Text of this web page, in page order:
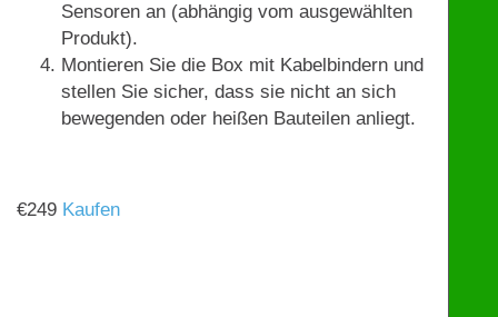
Sensoren an (abhängig vom ausgewählten
Produkt).
Montieren Sie die Box mit Kabelbindern und
stellen Sie sicher, dass sie nicht an sich
bewegenden oder heißen Bauteilen anliegt.
€249 Kaufen